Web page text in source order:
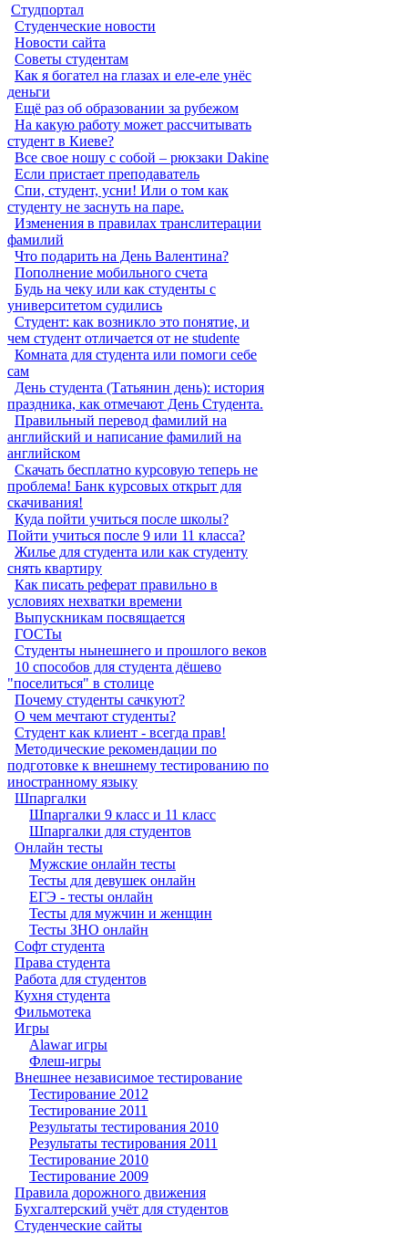
Студпортал
Студенческие новости
Новости сайта
Советы студентам
Как я богател на глазах и еле-еле унёс
деньги
Ещё раз об образовании за рубежом
На какую работу может рассчитывать
студент в Киеве?
Все свое ношу с собой – рюкзаки Dakine
Если пристает преподаватель
Спи, студент, усни! Или о том как
студенту не заснуть на паре.
Изменения в правилах транслитерации
фамилий
Что подарить на День Валентина?
Пополнение мобильного счета
Будь на чеку или как студенты с
университетом судились
Студент: как возникло это понятие, и
чем студент отличается от не studente
Комната для студента или помоги себе
сам
День студента (Татьянин день): история
праздника, как отмечают День Студента.
Правильный перевод фамилий на
английский и написание фамилий на
английском
Скачать бесплатно курсовую теперь не
проблема! Банк курсовых открыт для
скачивания!
Куда пойти учиться после школы?
Пойти учиться после 9 или 11 класса?
Жилье для студента или как студенту
снять квартиру
Как писать реферат правильно в
условиях нехватки времени
Выпускникам посвящается
ГОСТы
Студенты нынешнего и прошлого веков
10 способов для студента дёшево
"поселиться" в столице
Почему студенты сачкуют?
О чем мечтают студенты?
Студент как клиент - всегда прав!
Методические рекомендации по
подготовке к внешнему тестированию по
иностранному языку
Шпаргалки
Шпаргалки 9 класс и 11 класс
Шпаргалки для студентов
Онлайн тесты
Мужские онлайн тесты
Тесты для девушек онлайн
ЕГЭ - тесты онлайн
Тесты для мужчин и женщин
Тесты ЗНО онлайн
Софт студента
Права студента
Работа для студентов
Кухня студента
Фильмотека
Игры
Alawar игры
Флеш-игры
Внешнее независимое тестирование
Тестирование 2012
Тестирование 2011
Результаты тестирования 2010
Результаты тестирования 2011
Тестирование 2010
Тестирование 2009
Правила дорожного движения
Бухгалтерский учёт для студентов
Студенческие сайты